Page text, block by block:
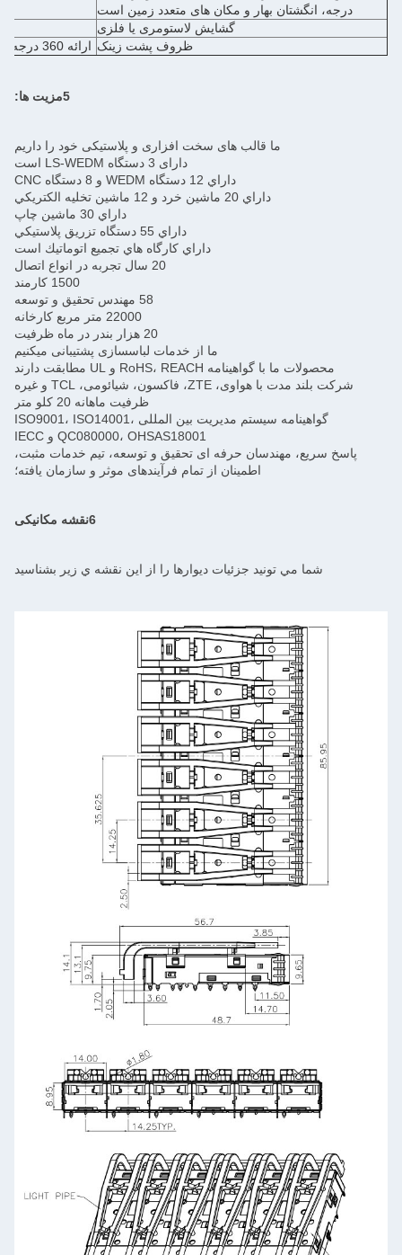
درجه، انگشتان بهار و مکان های متعدد زمین است
گشایش لاستومری یا فلزی
ظروف پشت زینک ارائه 360 درجه محافظ مداخله الکترومغناطیسی (EMI)
5مزیت ها:
ما قالب های سخت افزاری و پلاستیکی خود را داریم
دارای 3 دستگاه LS-WEDM است
داراي 12 دستگاه WEDM و 8 دستگاه CNC
داراي 20 ماشين خرد و 12 ماشين تخليه الکتريکي
داراي 30 ماشين چاپ
داراي 55 دستگاه تزريق پلاستيکي
داراي کارگاه هاي تجميع اتوماتيك است
20 سال تجربه در انواع اتصال
1500 کارمند
58 مهندس تحقیق و توسعه
22000 متر مربع کارخانه
20 هزار بندر در ماه ظرفیت
ما از خدمات لباسسازی پشتیبانی میکنیم
محصولات ما با گواهینامه RoHS، REACH و UL مطابقت دارند
شرکت بلند مدت با هواوی، ZTE، فاکسون، شیائومی، TCL و غیره
ظرفیت ماهانه 20 کلو متر
گواهینامه سیستم مدیریت بین المللی ISO9001، ISO14001،
QC080000، OHSAS18001 و IECC
پاسخ سریع، مهندسان حرفه ای تحقیق و توسعه، تیم خدمات مثبت،
اطمینان از تمام فرآیندهای موثر و سازمان یافته؛
6نقشه مکانیکی
شما مي تونيد جزئیات ديوارها را از اين نقشه ي زير بشناسيد